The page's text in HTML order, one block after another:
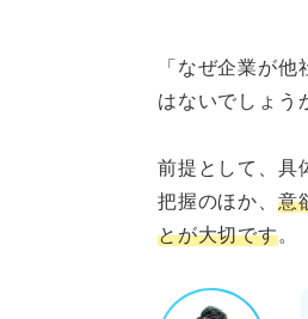
「なぜ企業が
はないでしょう
前提として、具
把握のほか、 意
とが大切です。